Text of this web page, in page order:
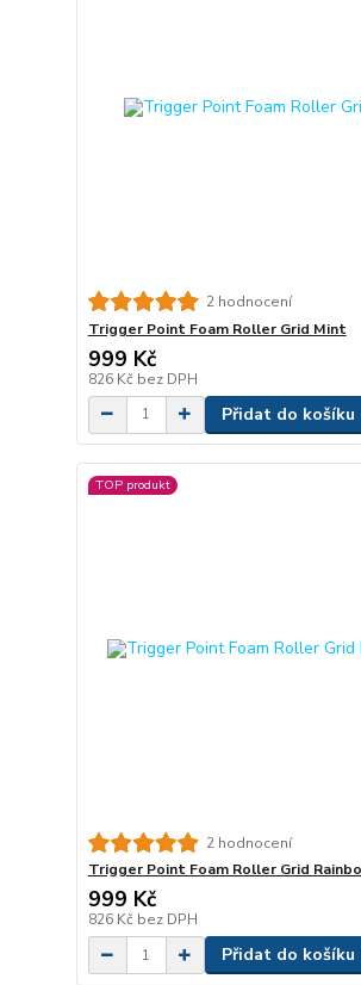
2 hodnocení
Trigger Point Foam Roller Grid Mint
999 Kč
826 Kč bez DPH
Přidat do košíku
TOP produkt
2 hodnocení
Trigger Point Foam Roller Grid
999 Kč
826 Kč bez DPH
Přidat do košíku